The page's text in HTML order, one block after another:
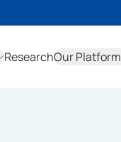
ResearchOur Platform